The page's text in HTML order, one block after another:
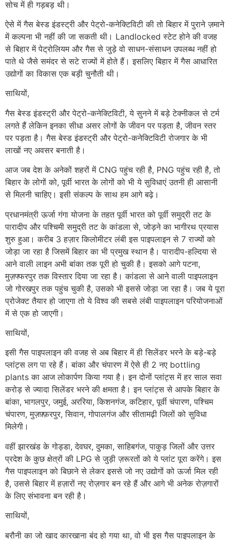
सोच में ही गड़बड़ थी।
ऐसे में गैस बेस्ड इंडस्ट्री और पेट्रो-कनेक्टिविटी की तो बिहार में पुराने ज़माने
में कल्पना भी नहीं की जा सकती थी। Landlocked स्टेट होने की वजह
से बिहार में पेट्रोलियम और गैस से जुड़े वो साधन-संसाधन उपलब्ध नहीं हो
पाते थे जैसे समंदर से सटे राज्यों में होते हैं। इसलिए बिहार में गैस आधारित
उद्योगों का विकास एक बड़ी चुनौती थी।
साथियों,
गैस बेस्ड इंडस्ट्री और पेट्रो-कनेक्टिविटी, ये सुनने में बड़े टेक्नीकल से टर्म
लगते हैं लेकिन इनका सीधा असर लोगों के जीवन पर पड़ता है, जीवन स्तर
पर पड़ता है। गैस बेस्ड इंडस्ट्री और पेट्रो-कनेक्टिविटी रोजगार के भी
लाखों नए अवसर बनाती है।
आज जब देश के अनेकों शहरों में CNG पहुंच रही है, PNG पहुंच रही है, तो
बिहार के लोगों को, पूर्वी भारत के लोगों को भी ये सुविधाएं उतनी ही आसानी
से मिलनी चाहिए। इसी संकल्प के साथ हम आगे बढ़े।
प्रधानमंत्री ऊर्जा गंगा योजना के तहत पूर्वी भारत को पूर्वी समुद्री तट के
पारादीप और पश्चिमी समुद्री तट के कांडला से, जोड़ने का भागीरथ प्रयास
शुरु हुआ। करीब 3 हज़ार किलोमीटर लंबी इस पाइपलाइन से 7 राज्यों को
जोड़ा जा रहा है जिसमें बिहार का भी प्रमुख स्थान है। पारादीप-हल्दिया से
आने वाली लाइन अभी बांका तक पूरी हो चुकी है। इसको आगे पटना,
मुज़फ्फरपुर तक विस्तार दिया जा रहा है। कांडला से आने वाली पाइपलाइन
जो गोरखपुर तक पहुंच चुकी है, उसको भी इससे जोड़ा जा रहा है। जब ये पूरा
प्रोजेक्ट तैयार हो जाएगा तो ये विश्व की सबसे लंबी पाइपलाइन परियोजनाओं
में से एक हो जाएगी।
साथियों,
इसी गैस पाइपलाइन की वजह से अब बिहार में ही सिलेंडर भरने के बड़े-बड़े
प्लांट्स लग पा रहे हैं। बांका और चंपारण में ऐसे ही 2 नए bottling
plants का आज लोकार्पण किया गया है। इन दोनों प्लांट्स में हर साल सवा
करोड़ से ज्यादा सिलेंडर भरने की क्षमता है। इन प्लांट्स से आपके बिहार के
बांका, भागलपुर, जमुई, अररिया, किशनगंज, कटिहार, पूर्वी चंपारण, पश्चिम
चंपारण, मुज़फ़्फ़रपुर, सिवान, गोपालगंज और सीतामढ़ी जिलों को सुविधा
मिलेगी।
वहीं झारखंड के गोड्डा, देवघर, दुमका, साहिबगंज, पाकुड़ जिलों और उत्तर
प्रदेश के कुछ क्षेत्रों की LPG से जुड़ी ज़रूरतों को ये प्लांट पूरा करेंगे। इस
गैस पाइपलाइन को बिछाने से लेकर इससे जो नए उद्योगों को ऊर्जा मिल रही
है, उससे बिहार में हज़ारों नए रोज़गार बन रहे हैं और आगे भी अनेक रोज़गारों
के लिए संभावना बन रही है।
साथियों,
बरौनी का जो खाद कारखाना बंद हो गया था, वो भी इस गैस पाइपलाइन के